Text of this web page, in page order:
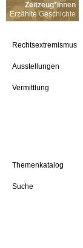
Zeitzeug*innen
Erzählte Geschichte
Rechtsextremismus
Ausstellungen
Vermittlung
Themenkatalog
Suche